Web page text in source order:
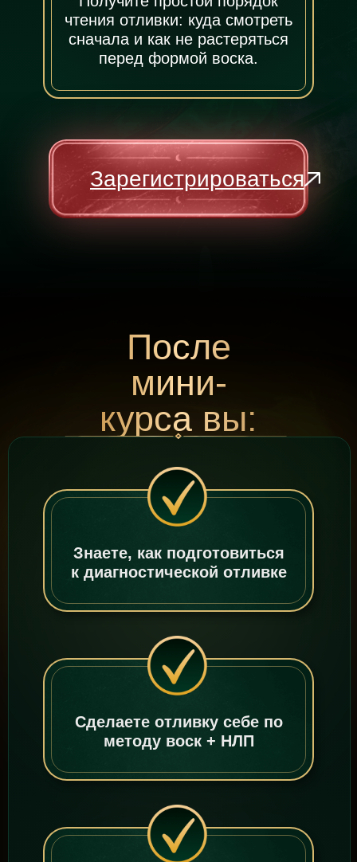
чтения отливки: куда смотреть
сначала и как не растеряться
перед формой воска.
Зарегистрироваться
После
мини-
курса вы:
Знаете, как подготовиться
к диагностической отливке
Сделаете отливку себе по
методу воск + НЛП